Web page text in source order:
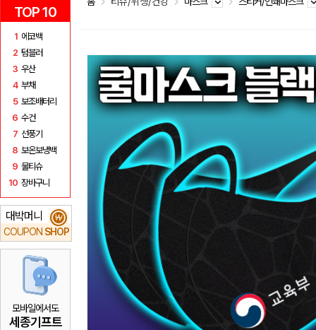
TOP 10
1 에코백
2 텀블러
3 우산
4 부채
5 보조배터리
6 수건
7 선풍기
8 보온보냉백
9 물티슈
10 장바구니
대박머니
COUPON SHOP
₩
모바일에서도
세종기프트